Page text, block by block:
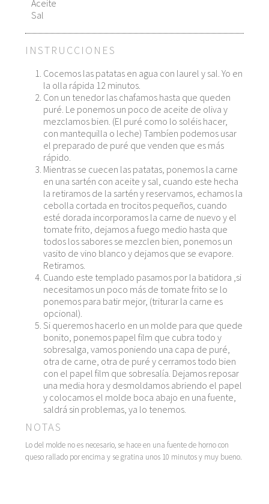
Aceite
Sal
INSTRUCCIONES
Cocemos las patatas en agua con laurel y sal. Yo en
la olla rápida 12 minutos.
Con un tenedor las chafamos hasta que queden
puré. Le ponemos un poco de aceite de oliva y
mezclamos bien. (El puré como lo soléis hacer,
con mantequilla o leche) Tambíen podemos usar
el preparado de puré que venden que es más
rápido.
Mientras se cuecen las patatas, ponemos la carne
en una sartén con aceite y sal, cuando este hecha
la retiramos de la sartén y reservamos, echamos la
cebolla cortada en trocitos pequeños, cuando
esté dorada incorporamos la carne de nuevo y el
tomate frito, dejamos a fuego medio hasta que
todos los sabores se mezclen bien, ponemos un
vasito de vino blanco y dejamos que se evapore.
Retiramos.
Cuando este templado pasamos por la batidora ,si
necesitamos un poco más de tomate frito se lo
ponemos para batir mejor, (triturar la carne es
opcional).
Si queremos hacerlo en un molde para que quede
bonito, ponemos papel film que cubra todo y
sobresalga, vamos poniendo una capa de puré,
otra de carne, otra de puré y cerramos todo bien
con el papel film que sobresalía. Dejamos reposar
una media hora y desmoldamos abriendo el papel
y colocamos el molde boca abajo en una fuente,
saldrá sin problemas, ya lo tenemos.
NOTAS
Lo del molde no es necesario, se hace en una fuente de horno con
queso rallado por encima y se gratina unos 10 minutos y muy bueno.